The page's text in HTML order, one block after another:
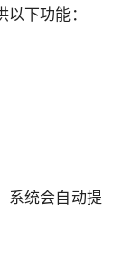
下功能：
系统会自动提